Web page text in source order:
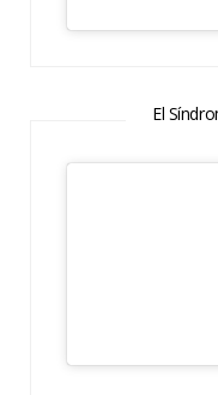
El